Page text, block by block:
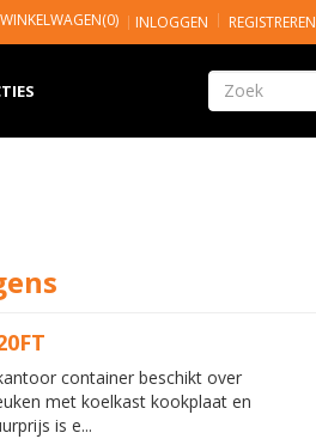
WINKELWAGEN(0) INLOGGEN REGISTREREN
container beschikt over
met koelkast kookplaat en
is e...